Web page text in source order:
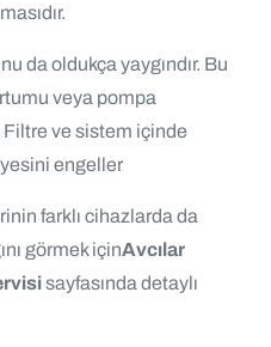
da oldukça yaygındır. Bu
veya pompa
Filtre ve sistem içinde
engeller
farklı cihazlarda da
görmek içinAvcılar
sayfasında detaylı